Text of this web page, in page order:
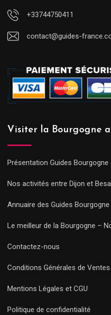
+33744750411
contact@guides-
Visiter la Bourgogne
Présentation Guides Bourgogne
Nos activités entre Dijon et
Annuaire des Guides Bourgogne
Le meilleur de la Bourgogne –
Contactez-nous
Conditions Générales de Ventes
Mentions Légales et CGU
Politique de confidentialité